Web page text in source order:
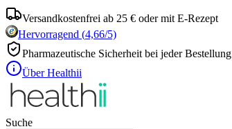
Versandkostenfrei ab 25 € oder mit E-Rezept
Hervorragend (4,66/5)
Pharmazeutische Sicherheit bei jeder Bestellung
Über Healthii
Suche